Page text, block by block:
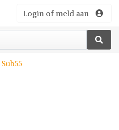
Login of meld aan
Sub55